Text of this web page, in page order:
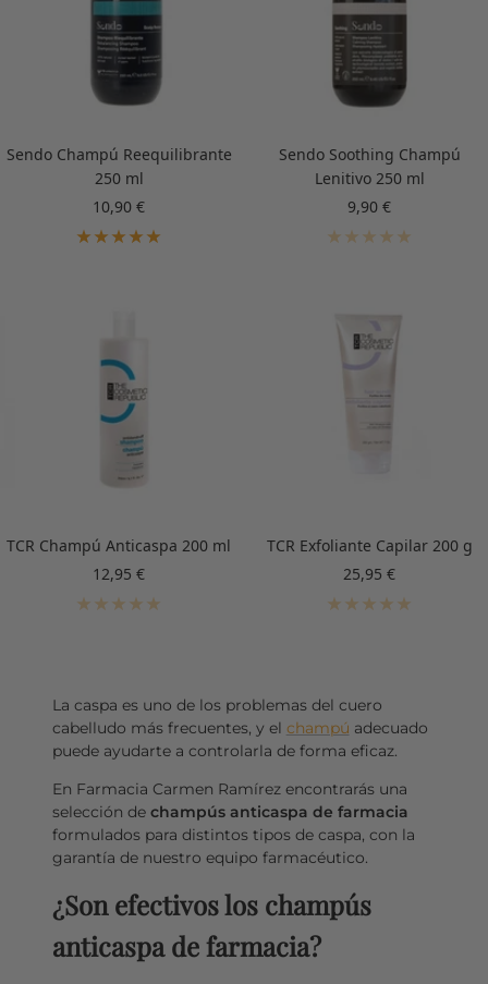
Sendo Champú Reequilibrante
250 ml
Precio
de
10,90 €
Sendo Soothing Champú
Lenitivo 250 ml
Precio
de
9,90 €
TCR Champú Anticaspa 200 ml
Precio
de
12,95 €
TCR Exfoliante Capilar 200 g
Precio
de
25,95 €
La caspa es uno de los problemas del cuero
cabelludo más frecuentes, y el champú adecuado
puede ayudarte a controlarla de forma eficaz.
En Farmacia Carmen Ramírez encontrarás una
selección de champús anticaspa de farmacia
formulados para distintos tipos de caspa, con la
garantía de nuestro equipo farmacéutico.
¿Son efectivos los champús
anticaspa de farmacia?